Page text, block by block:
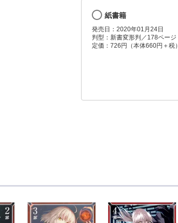
紙書籍
発売日：2020年01月24日
判型：新書変形判／178ページ
定価：726円（本体660円＋税）